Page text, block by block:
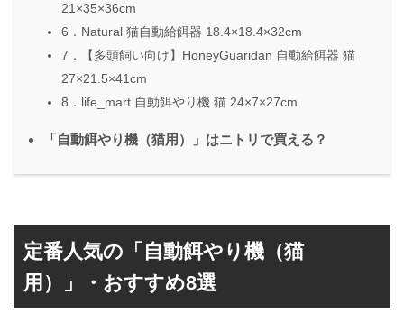
21×35×36cm
6．Natural 猫自動給餌器 18.4×18.4×32cm
7．【多頭飼い向け】HoneyGuaridan 自動給餌器 猫
27×21.5×41cm
8．life_mart 自動餌やり機 猫 24×7×27cm
「自動餌やり機（猫用）」はニトリで買える？
定番人気の「自動餌やり機（猫
用）」・おすすめ8選